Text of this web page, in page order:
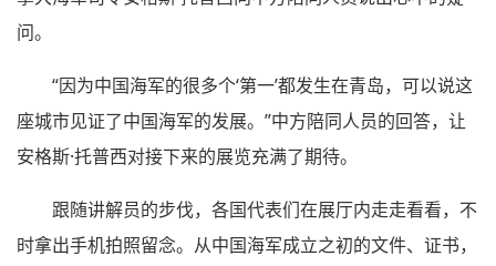
问。
“因为中国海军的很多个‘第一’都发生在青岛，可以说这
座城市见证了中国海军的发展。”中方陪同人员的回答，让
安格斯·托普西对接下来的展览充满了期待。
跟随讲解员的步伐，各国代表们在展厅内走走看看，不
时拿出手机拍照留念。从中国海军成立之初的文件、证书，